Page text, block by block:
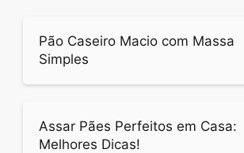
Pão Caseiro Macio com Massa
Simples
Assar Pães Perfeitos em Casa:
Melhores Dicas!